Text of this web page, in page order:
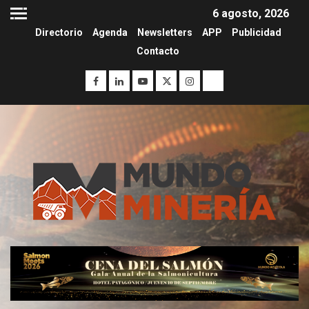
6 agosto, 2026
Directorio Agenda Newsletters APP
Publicidad
Contacto